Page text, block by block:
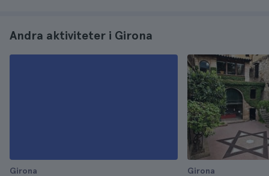
Andra aktiviteter i Girona
Girona Girona